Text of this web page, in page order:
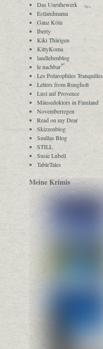
Das Unruhewerk
Estlandmama
Ganz Köln
Iberty
Kiki Thärigen
KittyKoma
landlebenblog
le nachbar
Les Polarophiles Tranquilles
Letters from Rungholt
Lust auf Provence
Mäusedoktors in Finnland
Novemberregen
Read on my Dear
Skizzenblog
Smillas Blog
STILL
Susie Lubell
TableTales
Meine Krimis